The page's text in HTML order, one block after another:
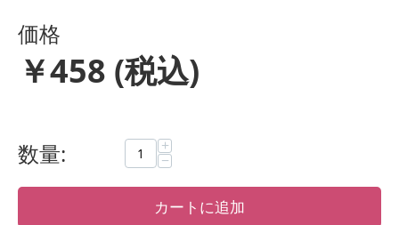
価格
￥458 (税込)
数量: +
−
カートに追加